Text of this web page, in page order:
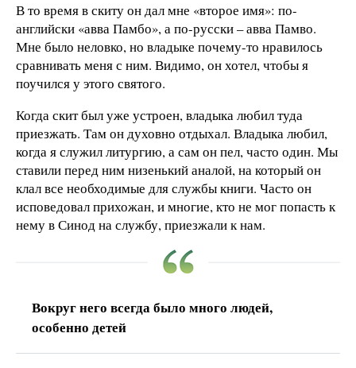
В то время в скиту он дал мне «второе имя»: по-
английски «авва Памбо», а по-русски – авва Памво.
Мне было неловко, но владыке почему-то нравилось
сравнивать меня с ним. Видимо, он хотел, чтобы я
поучился у этого святого.
Когда скит был уже устроен, владыка любил туда
приезжать. Там он духовно отдыхал. Владыка любил,
когда я служил литургию, а сам он пел, часто один. Мы
ставили перед ним низенький аналой, на который он
клал все необходимые для службы книги. Часто он
исповедовал прихожан, и многие, кто не мог попасть к
нему в Синод на службу, приезжали к нам.
Вокруг него всегда было много людей,
особенно детей